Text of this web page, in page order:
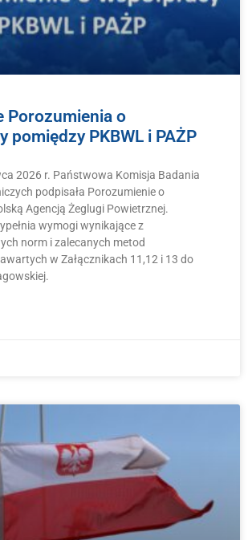
Porozumienia o
pomiędzy PKBWL i PAŻP
2026 r. Państwowa Komisja Badania
podpisała Porozumienie o
Agencją Żeglugi Powietrznej.
wymogi wynikające z
norm i zalecanych metod
w Załącznikach 11,12 i 13 do